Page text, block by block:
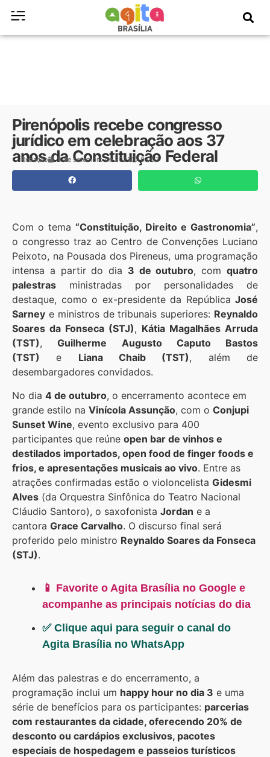
Pirenópolis recebe congresso
jurídico em celebração aos 37
anos da Constituição Federal
Redação 8 de setembro de 2025 03:03
Com o tema “Constituição, Direito e Gastronomia”,
o congresso traz ao Centro de Convenções Luciano
Peixoto, na Pousada dos Pireneus, uma programação
intensa a partir do dia 3 de outubro, comquatro
palestras ministradas por personalidades de
destaque, como o ex-presidente da República José
Sarney e ministros de tribunais superiores: Reynaldo
Soares da Fonseca (STJ), Kátia Magalhães Arruda
(TST),Guilherme Augusto Caputo Bastos
(TST) e Liana Chaib (TST), além de
desembargadores convidados.
No dia 4 de outubro, o encerramento acontece em
grande estilo na Vinícola Assunção, com o Conjupi
Sunset Wine, evento exclusivo para 400
participantes que reúne open bar de vinhos e
destilados importados, open food de finger foods e
frios, e apresentações musicais ao vivo. Entre as
atrações confirmadas estão o violoncelista Gidesmi
Alves (da Orquestra Sinfônica do Teatro Nacional
Cláudio Santoro), o saxofonista Jordan e a
cantora Grace Carvalho. O discurso final será
proferido pelo ministro Reynaldo Soares da Fonseca
(STJ).
📱 Favorite o Agita Brasília no Google e
acompanhe as principais notícias do dia
✅ Clique aqui para seguir o canal do
Agita Brasília no WhatsApp
Além das palestras e do encerramento, a
programação inclui um happy hour no dia 3 e uma
série de benefícios para os participantes: parcerias
com restaurantes da cidade, oferecendo 20% de
desconto ou cardápios exclusivos, pacotes
especiais de hospedagem e passeios turísticos